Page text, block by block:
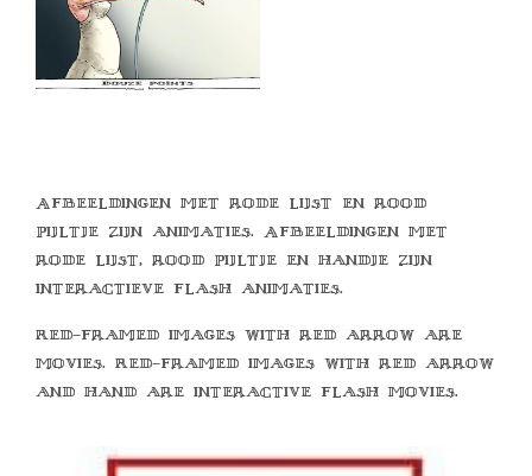
Afbeeldingen met rode lijst en rood
pijltje zijn animaties. Afbeeldingen met
rode lijst, rood pijltje en handje zijn
interactieve flash animaties.
Red-framed images with red arrow are
movies. Red-framed images with red arrow
and hand are interactive flash movies.